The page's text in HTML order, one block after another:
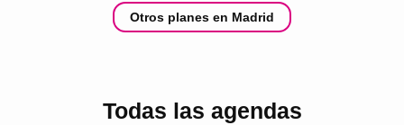
Otros planes en Madrid
Todas las agendas